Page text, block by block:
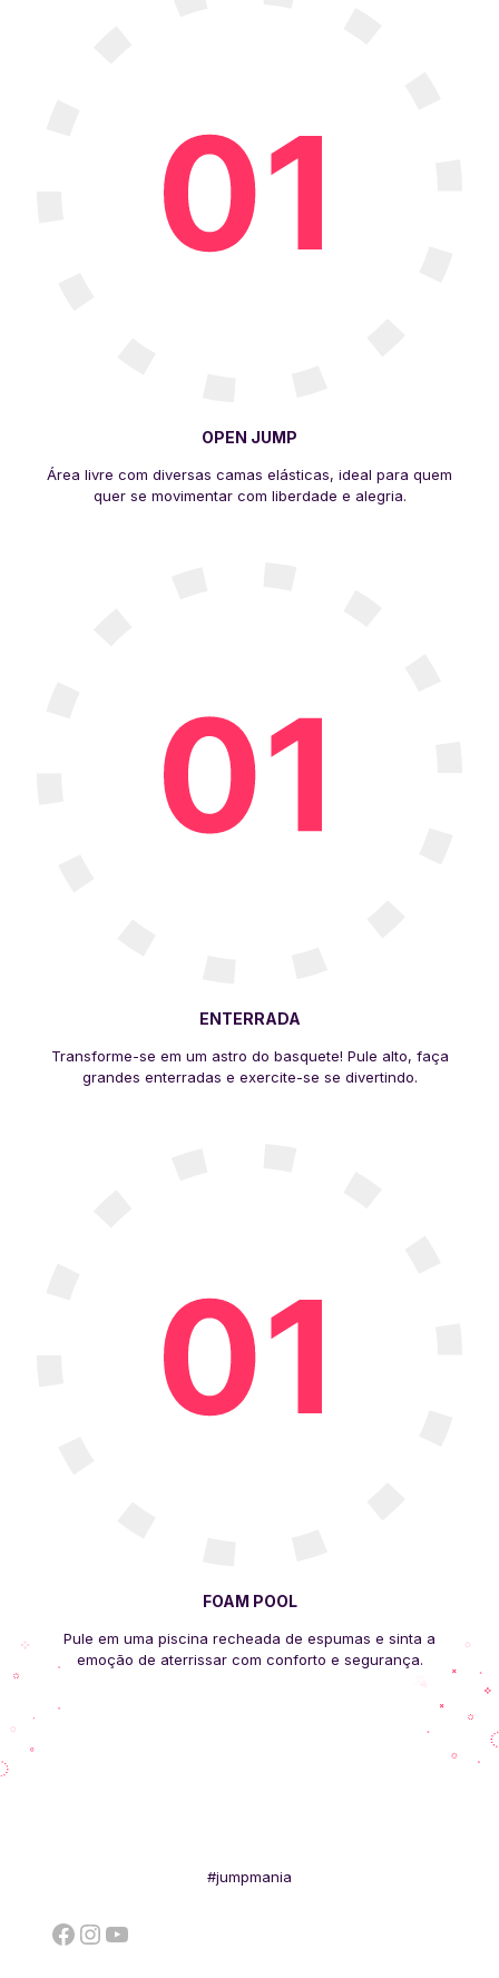
OPEN JUMP
Área livre com diversas camas elásticas, ideal para quem
quer se movimentar com liberdade e alegria.
ENTERRADA
Transforme-se em um astro do basquete! Pule alto, faça
grandes enterradas e exercite-se se divertindo.
FOAM POOL
Pule em uma piscina recheada de espumas e sinta a
emoção de aterrissar com conforto e segurança.
#jumpmania
Facebook
Instagram
YouTube